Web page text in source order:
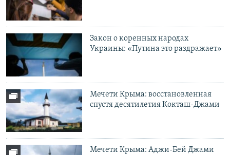
Закон о коренных народах
Украины: «Путина это раздражает»
Мечети Крыма: восстановленная
спустя десятилетия Кокташ-Джами
Мечети Крыма: Аджи-Бей Джами